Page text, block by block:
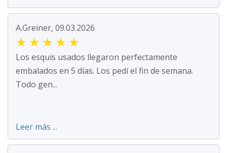
A.Greiner, 09.03.2026
★ ★ ★ ★ ★
Los esquís usados llegaron perfectamente
embalados en 5 días. Los pedí el fin de semana.
Todo gen...
Leer más ...